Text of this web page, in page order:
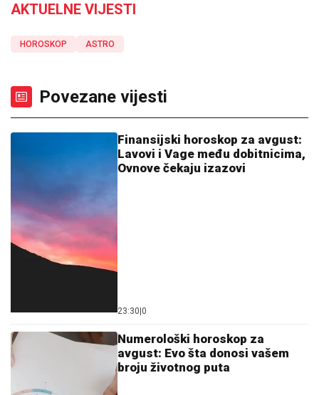
AKTUELNE VIJESTI
HOROSKOP ASTRO
Povezane vijesti
Finansijski horoskop za avgust:
Lavovi i Vage među dobitnicima,
Ovnove čekaju izazovi
23:30 0
Numerološki horoskop za
avgust: Evo šta donosi vašem
broju životnog puta